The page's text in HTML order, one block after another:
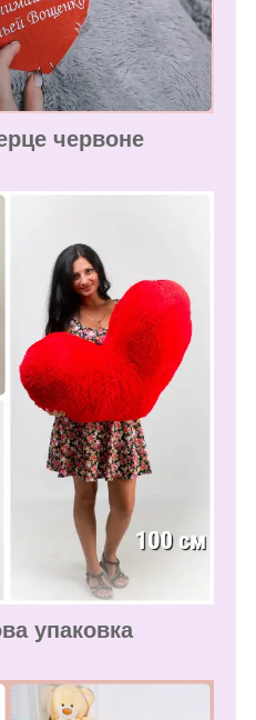
червоне
упаковка